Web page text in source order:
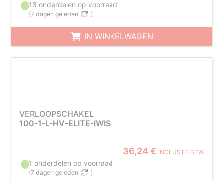
18 onderdelen op voorraad
(7 dagen geleden )
IN WINKELWAGEN
VERLOOPSCHAKEL
100-1-L-HV-ELITE-IWIS
36,24 € INCLUSIEF BTW
1 onderdelen op voorraad
(7 dagen geleden )